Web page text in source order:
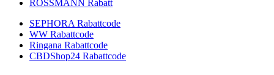
ROSSMANN Rabatt
SEPHORA Rabattcode
WW Rabattcode
Ringana Rabattcode
CBDShop24 Rabattcode